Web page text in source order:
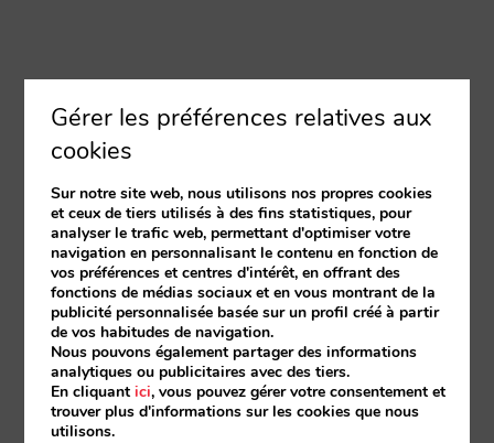
Gérer les préférences relatives aux
cookies
Sur notre site web, nous utilisons nos propres cookies
et ceux de tiers utilisés à des fins statistiques, pour
analyser le trafic web, permettant d'optimiser votre
navigation en personnalisant le contenu en fonction de
vos préférences et centres d'intérêt, en offrant des
fonctions de médias sociaux et en vous montrant de la
publicité personnalisée basée sur un profil créé à partir
de vos habitudes de navigation.
Nous pouvons également partager des informations
analytiques ou publicitaires avec des tiers.
En cliquantici, vous pouvez gérer votre consentement et
trouver plus d'informations sur les cookies que nous
utilisons.